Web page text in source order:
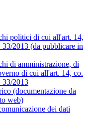
politici di cui all'art. 14,
2013 (da pubblicare in
di amministrazione, di
di cui all'art. 14, co.
33/2013
(documentazione da
web)
dei dati